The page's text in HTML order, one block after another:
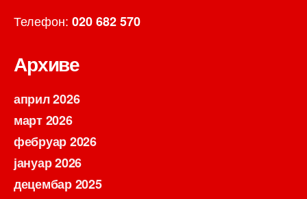
Телефон: 020 682 570
Архиве
април 2026
март 2026
фебруар 2026
јануар 2026
децембар 2025